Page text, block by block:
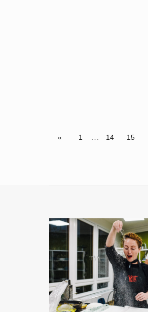
« 1 … 14 15